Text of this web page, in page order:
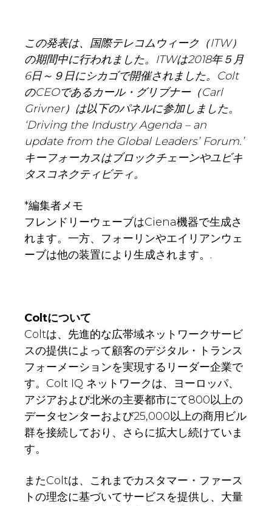
この発表は、国際テレコムウィーク（ITW）
の期間中に行われました。ITWは2018年５月
6日～９日にシカゴで開催されました。Colt
のCEOであるカール・グリブナー（Carl
Grivner）は以下のパネルに参加しました。
‘Driving the Industry Agenda – an
update from the Global Leaders’ Forum.’
キーフォーカスはブロックチェーンやユビキ
タスコネクティビティ。
*編集者メモ
フレンドリーウェーブはCiena機器で生成さ
れます。一方、フォーリンやエイリアンウェ
ーブは他の装置により生成されます。.
Coltについて
Coltは、先進的な広帯域ネットワークサービ
スの提供によって顧客のデジタル・トランス
フォーメーションを実現するリーダー企業で
す。Colt IQ ネットワークは、ヨーロッパ、
アジアおよび北米の主要都市にて800以上の
データセンターおよび25,000以上の商用ビル
群を接続しており、さらに拡大し続けていま
す。
またColtは、これまでカスタマー・ファース
トの理念に基づいてサービスを提供し、大量